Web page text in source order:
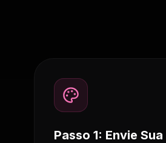
Passo 1: Envie Sua